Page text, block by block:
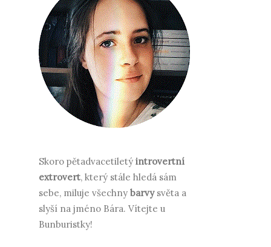
Skoro pětadvacetiletý introvertní
extrovert, který stále hledá sám
sebe, miluje všechny barvy světa a
slyší na jméno Bára. Vítejte u
Bunburistky!